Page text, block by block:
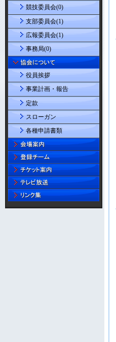
競技委員会(0)
支部委員会(1)
広報委員会(1)
事務局(0)
役員挨拶
事業計画・報告
定款
スローガン
各種申請書類